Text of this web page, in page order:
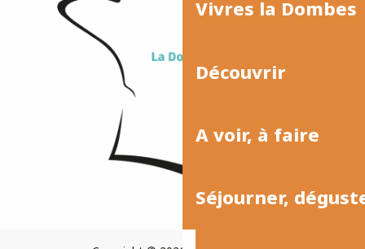
Vivres la Dombes
Découvrir
A voir, à faire
Séjourner,